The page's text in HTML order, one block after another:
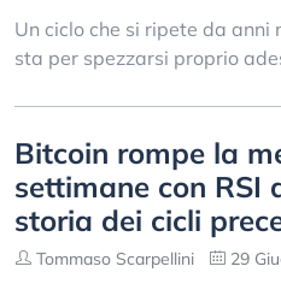
Un ciclo che si ripete da anni
sta per spezzarsi proprio
Bitcoin rompe la
settimane con RSI
storia dei cicli
Tommaso Scarpellini 29